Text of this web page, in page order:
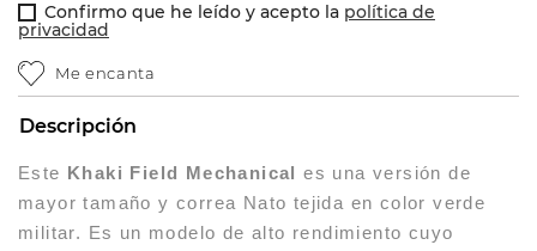
Confirmo que he leído y acepto la política de
privacidad
Me encanta
Descripción
Este Khaki Field Mechanical es una versión de
mayor tamaño y correa Nato tejida en color verde
militar. Es un modelo de alto rendimiento cuyo